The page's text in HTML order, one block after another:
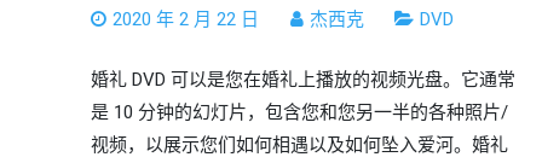
2020 年 2 月 22 日 杰西克 DVD
婚礼 DVD 可以是您在婚礼上播放的视频光盘。它通常
是 10 分钟的幻灯片，包含您和您另一半的各种照片/
视频，以展示您们如何相遇以及如何坠入爱河。婚礼